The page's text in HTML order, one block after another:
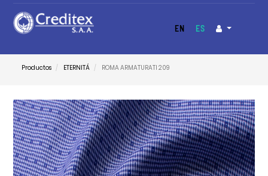
EN ES
Productos ETERNITÁ ROMA ARMATURATI 209